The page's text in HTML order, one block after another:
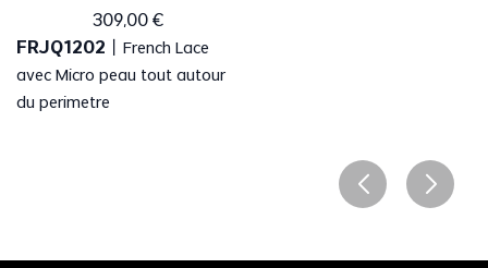
309,00 €
FRJQ1202
French Lace
avec Micro peau tout autour
du perimetre